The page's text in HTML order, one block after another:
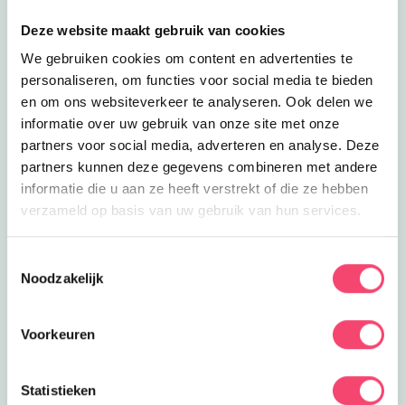
Deze website maakt gebruik van cookies
We gebruiken cookies om content en advertenties te
personaliseren, om functies voor social media te bieden
en om ons websiteverkeer te analyseren. Ook delen we
informatie over uw gebruik van onze site met onze
partners voor social media, adverteren en analyse. Deze
partners kunnen deze gegevens combineren met andere
informatie die u aan ze heeft verstrekt of die ze hebben
verzameld op basis van uw gebruik van hun services.
Noodzakelijk
Voorkeuren
Statistieken
4 km
Bikepark Kidscross
Kidscrossen bij KidsCross Bikepark in
Scherpenzeel!
4 km
Eropuit
Verwarmt Openlucht Zwembad
Zwembad ´Scherpenzeel is een
heerlijk verwarmd openlucht zwembad
midden in het groen.
Verwarmt Openlucht Zwembad
Multi-sportkamp Leusden
Met het multi-sportkamp van Sportivun
ben je lekker actief bezig met sport
Lees meer Multi-sportkamp Leusden
Deze workshop biedt ouder en kind de
gelegenheid 1 op 1 samen door te
Lees meer Ouder en kind yoga Leusden
Sluiten
Doe mee en maak kans op één van de 5